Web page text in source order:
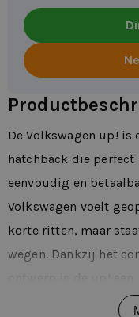
De Volkswagen up! is
hatchback die
eenvoudig en
Volkswagen voelt
korte ritten, maar
wegen. Dankzij het
rijden zonder